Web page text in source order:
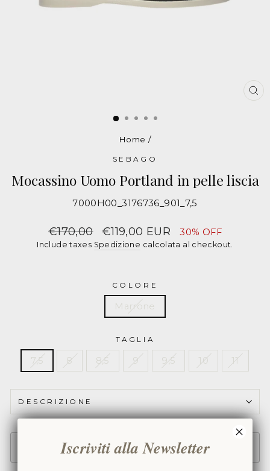
Home /
SEBAGO
Mocassino Uomo Portland in pelle liscia
SEBAGO
7000H00_3176736_901_7,5
Prezzo
€170,00
Prezzo
in
€119,00 EUR 30% OFF
Include taxes Spedizione calcolata al checkout.
COLORE
Marrone
TAGLIA
7,5 8 8,5 9 9,5 10 11
DESCRIZIONE
SOLD OUT
Iscriviti alla Newsletter